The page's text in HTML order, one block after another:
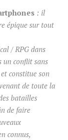
: il
épique sur tout
/ RPG dans
un conflit sans
constitue son
de toute la
batailles
de faire
connus,